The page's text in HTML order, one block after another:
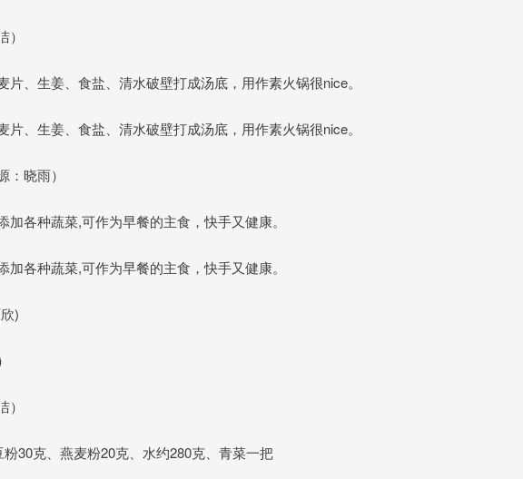
、生姜、食盐、清水破壁打成汤底，用作素火锅很nice。
、生姜、食盐、清水破壁打成汤底，用作素火锅很nice。
晓雨）
各种蔬菜,可作为早餐的主食，快手又健康。
各种蔬菜,可作为早餐的主食，快手又健康。
)
30克、燕麦粉20克、水约280克、青菜一把